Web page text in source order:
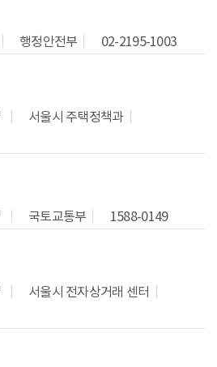
행정안전부
02-2195-1003
서울시 주택정책과
국토교통부
1588-0149
서울시 전자상거래 센터